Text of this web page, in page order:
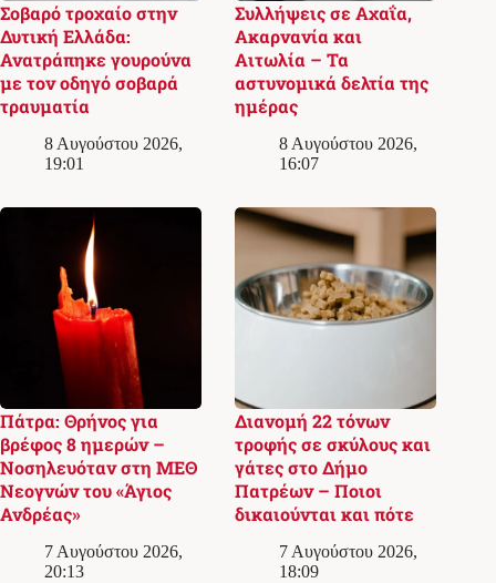
Σοβαρό τροχαίο στην
Δυτική Ελλάδα:
Ανατράπηκε γουρούνα
με τον οδηγό σοβαρά
τραυματία
8 Αυγούστου 2026,
19:01
Συλλήψεις σε Αχαΐα,
Ακαρνανία και
Αιτωλία – Τα
αστυνομικά δελτία της
ημέρας
8 Αυγούστου 2026,
16:07
Πάτρα: Θρήνος για
βρέφος 8 ημερών –
Νοσηλευόταν στη ΜΕΘ
Νεογνών του «Άγιος
Ανδρέας»
7 Αυγούστου 2026,
20:13
Διανομή 22 τόνων
τροφής σε σκύλους και
γάτες στο Δήμο
Πατρέων – Ποιοι
δικαιούνται και πότε
7 Αυγούστου 2026,
18:09